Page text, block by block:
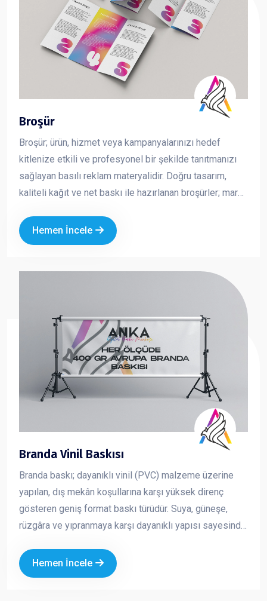
Broşür
Broşür; ürün, hizmet veya kampanyalarınızı hedef
kitlenize etkili ve profesyonel bir şekilde tanıtmanızı
sağlayan basılı reklam materyalidir. Doğru tasarım,
kaliteli kağıt ve net baskı ile hazırlanan broşürler; marka
akılda kalıcılığı artırır. Fuar, açılış, kampanya, kurumsal
tanıtım ve saha dağıtımı gibi birçok alanda tercih edilen
Hemen İncele
Branda Vinil Baskısı
Branda baskı; dayanıklı vinil (PVC) malzeme üzerine
yapılan, dış mekân koşullarına karşı yüksek direnç
gösteren geniş format baskı türüdür. Suya, güneşe,
rüzgâra ve yıpranmaya karşı dayanıklı yapısı sayesinde
kullanılır. Canlı renkler ve yüksek çözünürlükte baskı
kalitesi ile markanızı uzaktan bile fark edilir hale getirir.
Hemen İncele